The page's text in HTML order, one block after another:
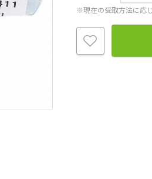
※現在の受取方法に応